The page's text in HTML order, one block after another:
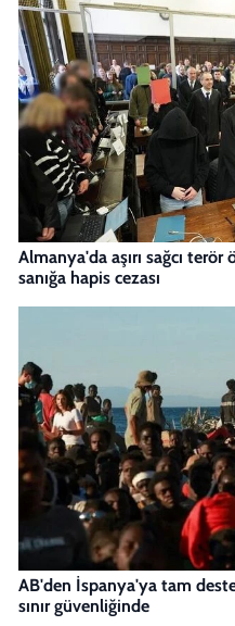
Almanya'da aşırı sağcı
sanığa hapis cezası
AB'den İspanya'ya tam
sınır güvenliğinde